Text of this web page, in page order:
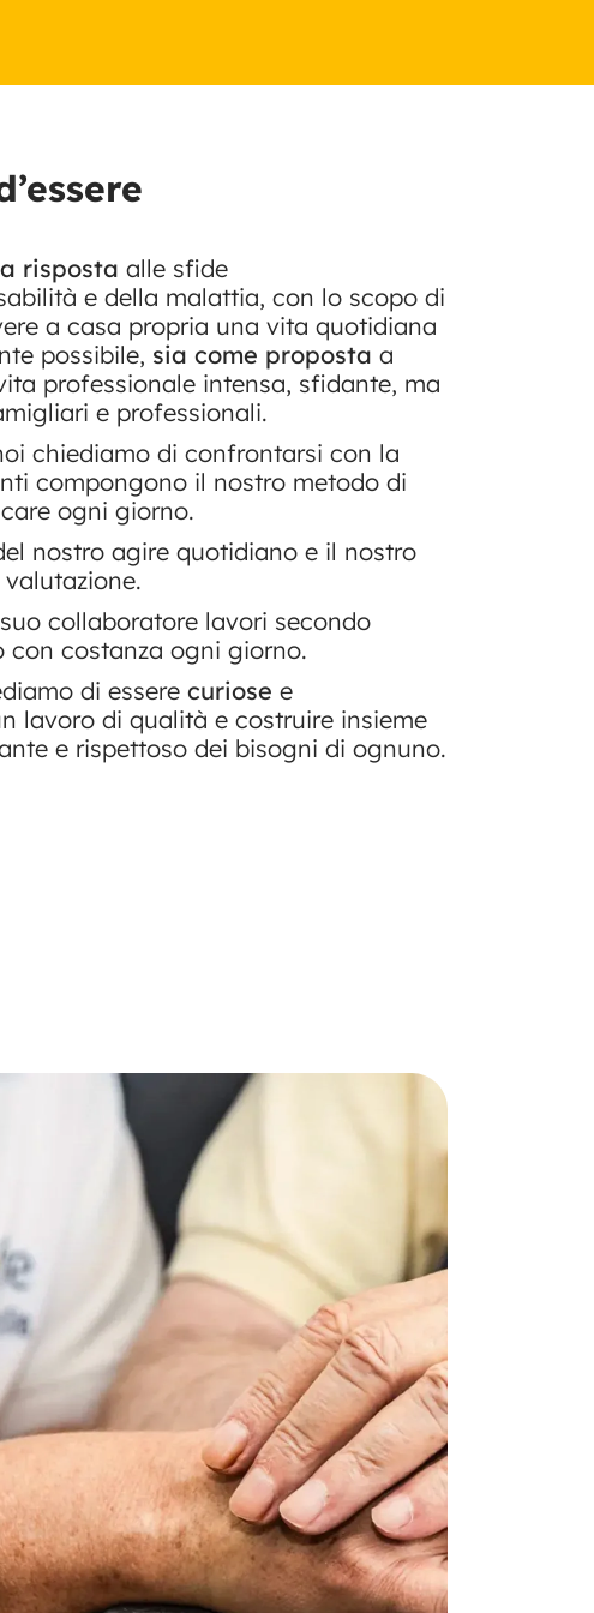
risposta alle sfide
e della malattia, con lo scopo di
a casa propria una vita quotidiana
possibile, sia come proposta a
professionale intensa, sfidante, ma
e professionali.
chiediamo di confrontarsi con la
compongono il nostro metodo di
ogni giorno.
nostro agire quotidiano e il nostro
collaboratore lavori secondo
costanza ogni giorno.
di essere curiose e
lavoro di qualità e costruire insieme
e rispettoso dei bisogni di ognuno.